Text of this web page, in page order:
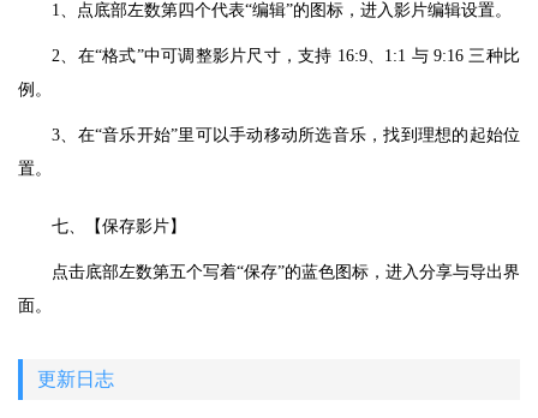
1、点底部左数第四个代表“编辑”的图标，进入影片编辑设置。
2、在“格式”中可调整影片尺寸，支持 16:9、1:1 与 9:16 三种比
例。
3、在“音乐开始”里可以手动移动所选音乐，找到理想的起始位
置。
七、【保存影片】
点击底部左数第五个写着“保存”的蓝色图标，进入分享与导出界
面。
更新日志